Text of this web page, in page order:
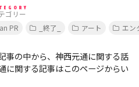
ゴリー
PR _終了_ アート エン
事の中から、神西元通に関する話
に関する記事はこのページからい